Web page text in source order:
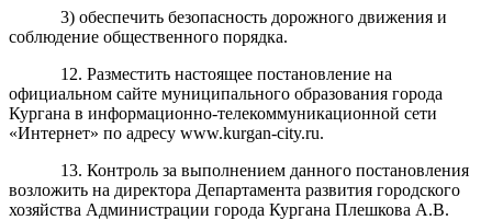
3) обеспечить безопасность дорожного движения и
соблюдение общественного порядка.
12. Разместить настоящее постановление на
официальном сайте муниципального образования города
Кургана в информационно-телекоммуникационной сети
«Интернет» по адресу www.kurgan-city.ru.
13. Контроль за выполнением данного постановления
возложить на директора Департамента развития городского
хозяйства Администрации города Кургана Плешкова А.В.